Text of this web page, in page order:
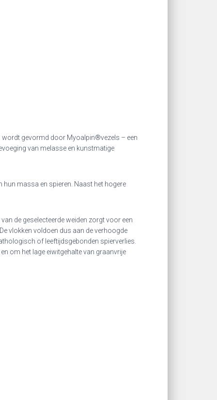
wordt gevormd door Myoalpin®vezels – een
van melasse en kunstmatige
hun massa en spieren. Naast het hogere
de geselecteerde weiden zorgt voor een
vlokken voldoen dus aan de verhoogde
of leeftijdsgebonden spierverlies.
om het lage eiwitgehalte van graanvrije